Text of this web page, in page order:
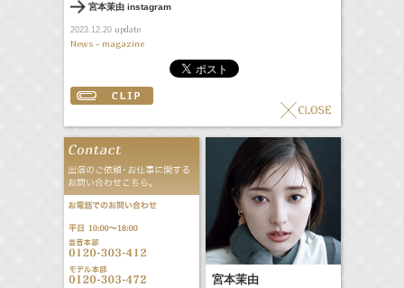
宮本茉由 instagram
2023.12.20update
News - magazine
宮本茉由